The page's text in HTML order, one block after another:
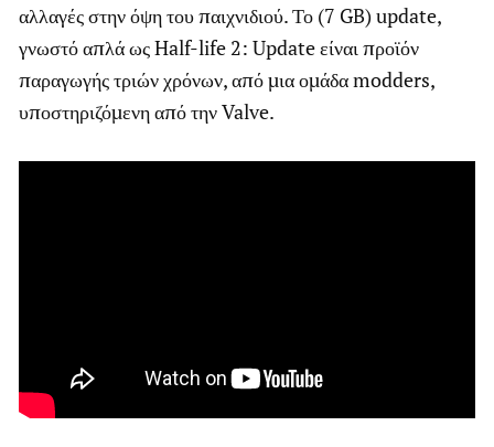
αλλαγές στην όψη του παιχνιδιού. Το (7 GB) update,
γνωστό απλά ως Half-life 2: Update είναι προϊόν
παραγωγής τριών χρόνων, από μια ομάδα modders,
υποστηριζόμενη από την Valve.